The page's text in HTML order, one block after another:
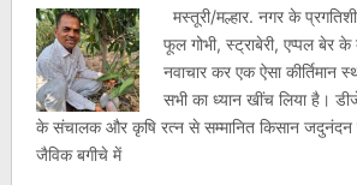
मस्तूरी/मल्हार. नगर के
फूल गोभी, स्ट्राबेरी, एप्पल बेर
नवाचार कर एक ऐसा कीर्तिमान
सभी का ध्यान खींच लिया है।
के संचालक और कृषि रत्न से सम्मानित किसान जदुनंदन
जैविक बगीचे में